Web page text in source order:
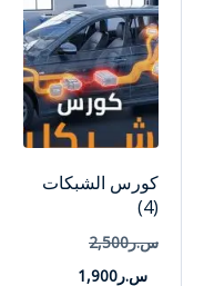
كورس الشبكات
(4)
س.ر2,500
س.ر1,900